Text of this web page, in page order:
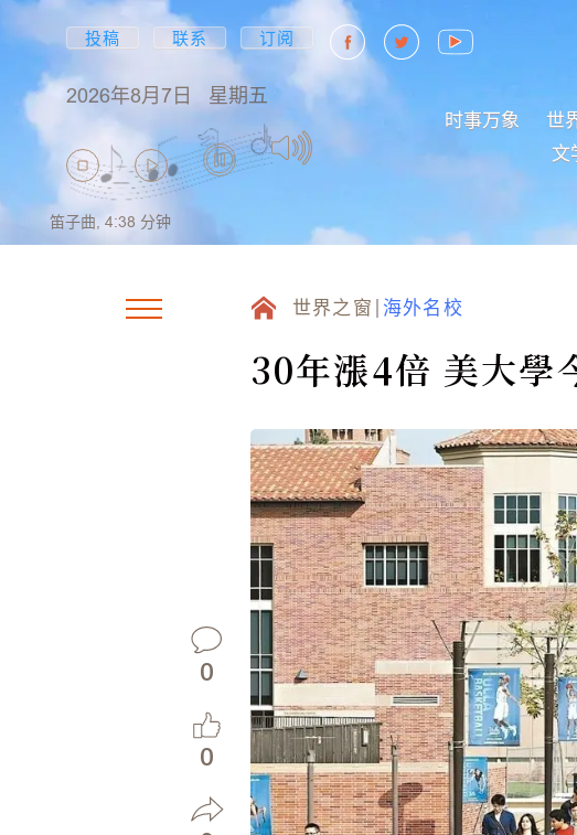
投稿 联系 订阅
2026年8月7日 星期五
时事万象 世
文
笛子曲, 4:38 分钟
世界之窗 海外名校
30年漲4倍 美大學
0
0